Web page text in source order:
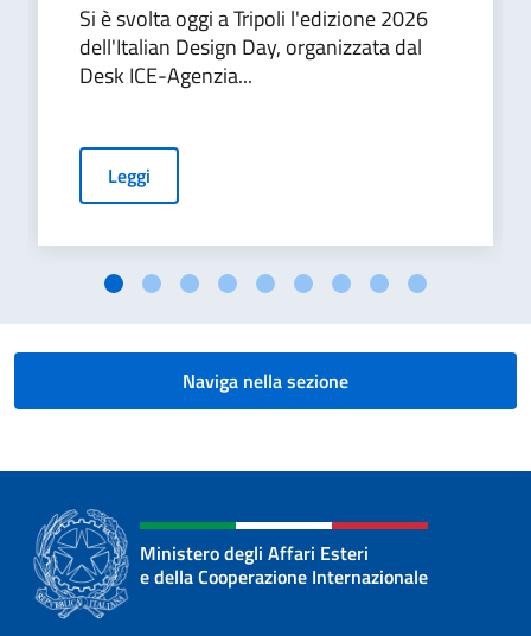
Si è svolta oggi a Tripoli l'edizione 2026
dell'Italian Design Day, organizzata dal
Desk ICE-Agenzia...
Leggi
Naviga nella sezione
Ministero degli Affari Esteri
e della Cooperazione Internazionale